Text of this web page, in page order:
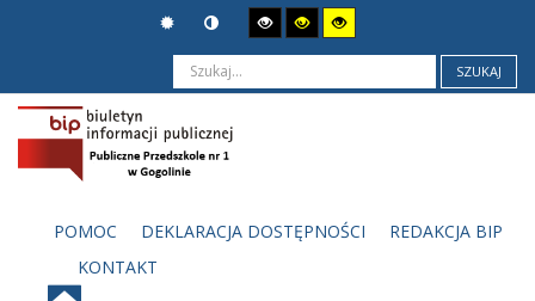
SZUKAJ
POMOC DEKLARACJA DOSTĘPNOŚCI
REDAKCJA BIP
KONTAKT